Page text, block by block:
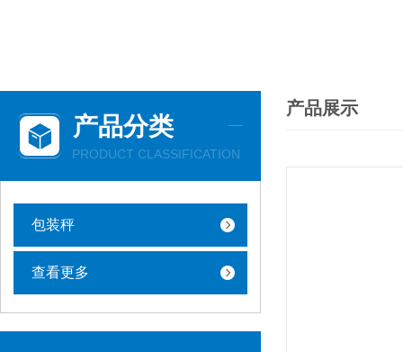
产品分类
PRODUCT CLASSIFICATION
包装秤
查看更多
产品展示